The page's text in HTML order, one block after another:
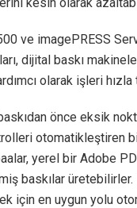
ve imagePRESS
dijital baskı
olarak işleri
önce eksik
otomatikleştiren
yerel bir Adobe
baskılar üretebilirler.
için en uygun yolu